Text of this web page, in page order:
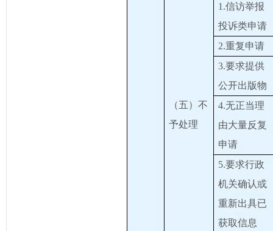
（五）不
予处理
1.信访举报
投诉类申请
2.重复申请
3.要求提供
公开出版物
4.无正当理
由大量反复
申请
5.要求行政
机关确认或
重新出具已
获取信息